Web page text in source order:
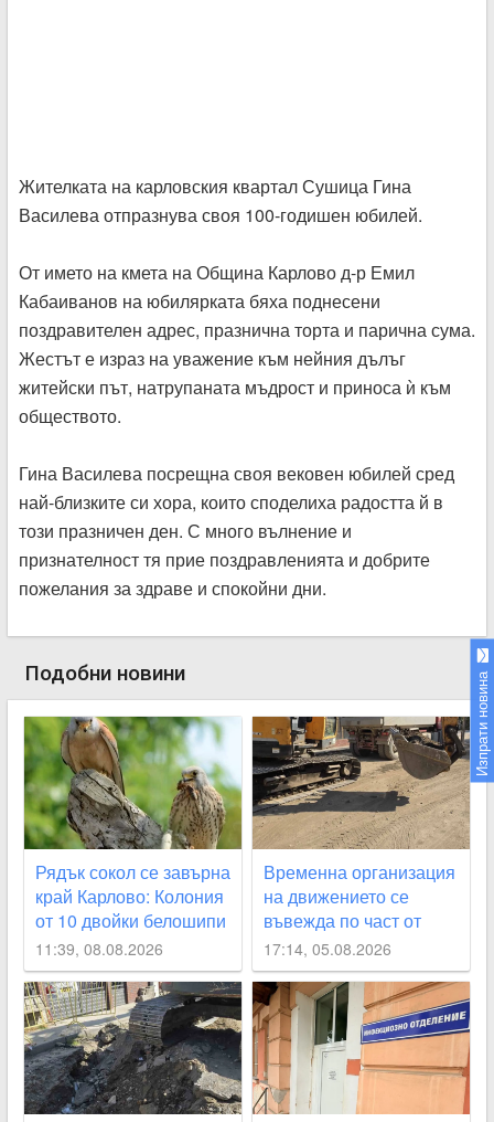
Жителката на карловския квартал Сушица Гина
Василева отпразнува своя 100-годишен юбилей.
От името на кмета на Община Карлово д-р Емил
Кабаиванов на юбилярката бяха поднесени
поздравителен адрес, празнична торта и парична сума.
Жестът е израз на уважение към нейния дълъг
житейски път, натрупаната мъдрост и приноса ѝ към
обществото.
Гина Василева посрещна своя вековен юбилей сред
най-близките си хора, които споделиха радостта й в
този празничен ден. С много вълнение и
признателност тя прие поздравленията и добрите
пожелания за здраве и спокойни дни.
Подобни новини
Рядък сокол се завърна
край Карлово: Колония
от 10 двойки белошипи
ветрушки вече гнезди
край Климент
11:39, 08.08.2026
Временна организация
на движението се
въвежда по част от
улица „Юмрукчал“
17:14, 05.08.2026
Изпрати новина